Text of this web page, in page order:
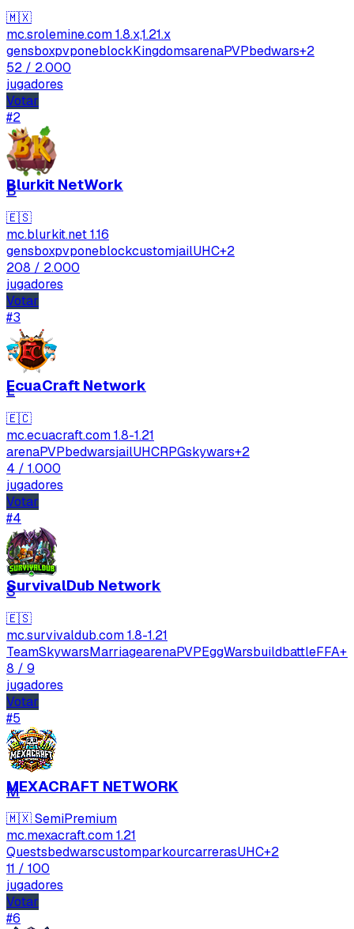
🇲🇽
mc.srolemine.com1.8.x,1.21.x
gensboxpvponeblockKingdomsarenaPVPbedwars+2
52 / 2.000
jugadores
Votar
#2
B
Blurkit NetWork
🇪🇸
mc.blurkit.net1.16
gensboxpvponeblockcustomjailUHC+2
208 / 2.000
jugadores
Votar
#3
E
EcuaCraft Network
🇪🇨
mc.ecuacraft.com1.8-1.21
arenaPVPbedwarsjailUHCRPGskywars+2
4 / 1.000
jugadores
Votar
#4
S
SurvivalDub Network
🇪🇸
mc.survivaldub.com1.8-1.21
TeamSkywarsMarriagearenaPVPEggWarsbuildbattleFFA+2
8 / 9
jugadores
Votar
#5
M
MEXACRAFT NETWORK
🇲🇽SemiPremium
mc.mexacraft.com1.21
QuestsbedwarscustomparkourcarrerasUHC+2
11 / 100
jugadores
Votar
#6